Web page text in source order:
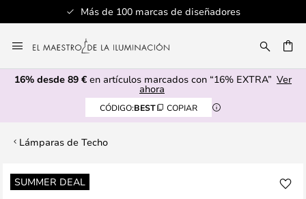
Más de 100 marcas de diseñadores
al
contenido
16% desde 89 € en artículos marcados con “16% EXTRA” Ver
ahora
CÓDIGO:BEST COPIAR
Lámparas de Techo
SUMMER DEAL
Saltar
al